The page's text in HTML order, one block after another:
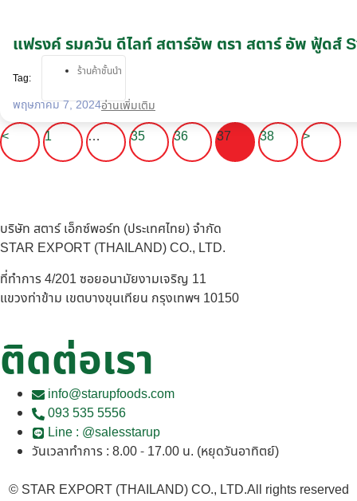
แฟรงค์ รมควัน ดีไลท์ สตาร์อัพ ตรา สตาร์ อัพ ฟู้ดส์
Tag: ร้านค้าชั้นนำ
พฤษภาคม 7, 2024อ่านเพิ่มเติม
< 1 … 35 36 37 38 >
บริษัท สตาร์ เอ็กซ์พอร์ท (ประเทศไทย) จำกัด
STAR EXPORT (THAILAND) CO., LTD.
ที่ทำการ 4/201 ซอยอนามัยงามเจริญ 11
แขวงท่าข้าม เขตบางขุนเทียน กรุงเทพฯ 10150
ติดต่อเรา
info@starupfoods.com
093 535 5556
Line : @salesstarup
วันเวลาทำการ : 8.00 - 17.00 น. (หยุดวันอาทิตย์)
© STAR EXPORT (THAILAND) CO., LTD.All rights reserved